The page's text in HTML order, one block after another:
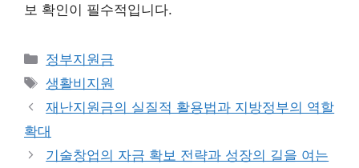
보 확인이 필수적입니다.
카
테
고
리
정부지원금
태
그
생활비지원
재난지원금의 실질적 활용법과 지방정부의 역할
확대
기술창업의 자금 확보 전략과 성장의 길을 여는